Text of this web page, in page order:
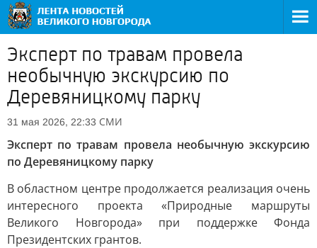
Эксперт по травам провела
необычную экскурсию по
Деревяницкому парку
31 мая 2026, 22:33 СМИ
Эксперт по травам провела необычную экскурсию
по Деревяницкому парку
В областном центре продолжается реализация очень
интересного проекта «Природные маршруты
Великого Новгорода» при поддержке Фонда
Президентских грантов.